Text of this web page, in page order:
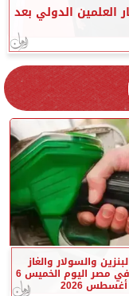
الدولي بعد
والسولار والغاز
الطبيعي في مصر اليوم الخميس 6
أغسطس 2026